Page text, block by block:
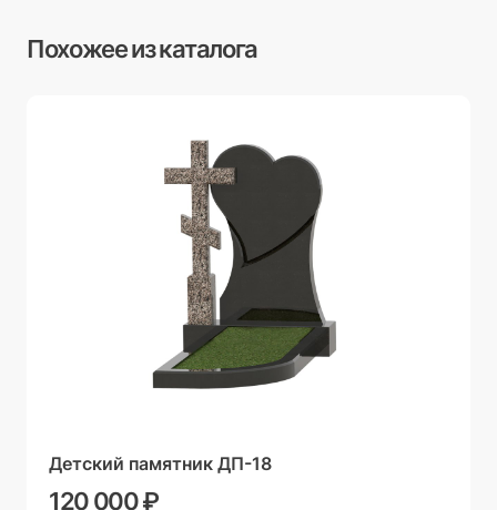
Похожее из каталога
Детский памятник ДП-18
120 000 ₽